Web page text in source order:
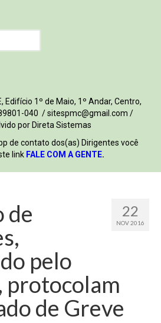
Edifício 1º de Maio, 1º Andar, Centro,
040 / sitespmc@gmail.com /
por Direta Sistemas
de contato dos(as) Dirigentes você
link FALE COM A GENTE.
22
NOV 2016
de
pelo
protocolam
de Greve